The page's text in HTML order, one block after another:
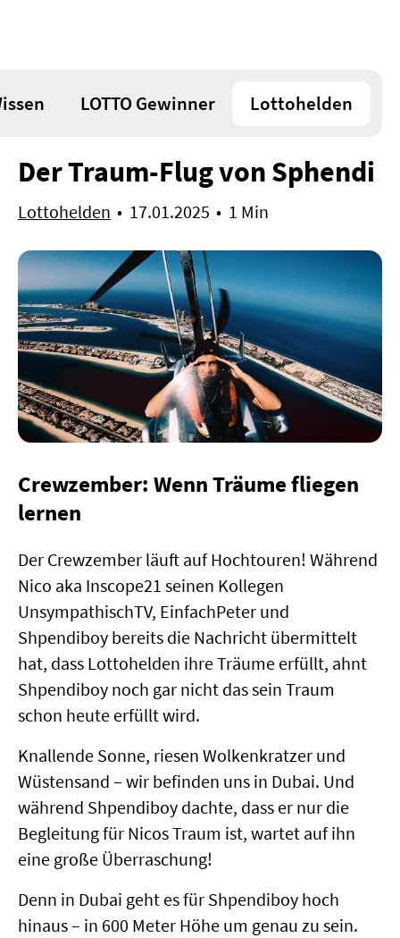
LOTTO Gewinner Lottohelden
Der Traum-Flug von Sphendi
Lottohelden 17.01.2025 1 Min
Crewzember: Wenn Träume fliegen
lernen
Der Crewzember läuft auf Hochtouren! Während
Nico aka Inscope21 seinen Kollegen
UnsympathischTV, EinfachPeter und
Shpendiboy bereits die Nachricht übermittelt
hat, dass Lottohelden ihre Träume erfüllt, ahnt
Shpendiboy noch gar nicht das sein Traum
schon heute erfüllt wird.
Knallende Sonne, riesen Wolkenkratzer und
Wüstensand – wir befinden uns in Dubai. Und
während Shpendiboy dachte, dass er nur die
Begleitung für Nicos Traum ist, wartet auf ihn
eine große Überraschung!
Denn in Dubai geht es für Shpendiboy hoch
hinaus – in 600 Meter Höhe um genau zu sein.
L LOTTO 6aus49
EuroJackpot 10 Mio €
SU SuperLotto
207,6 Mio €
Spielgemeinschaften
Rubbellose
Spiele
Sportwetten
Gewinnzahlen & Quoten
Lottohelden Magazin
Hilfe / FAQ
Kontakt